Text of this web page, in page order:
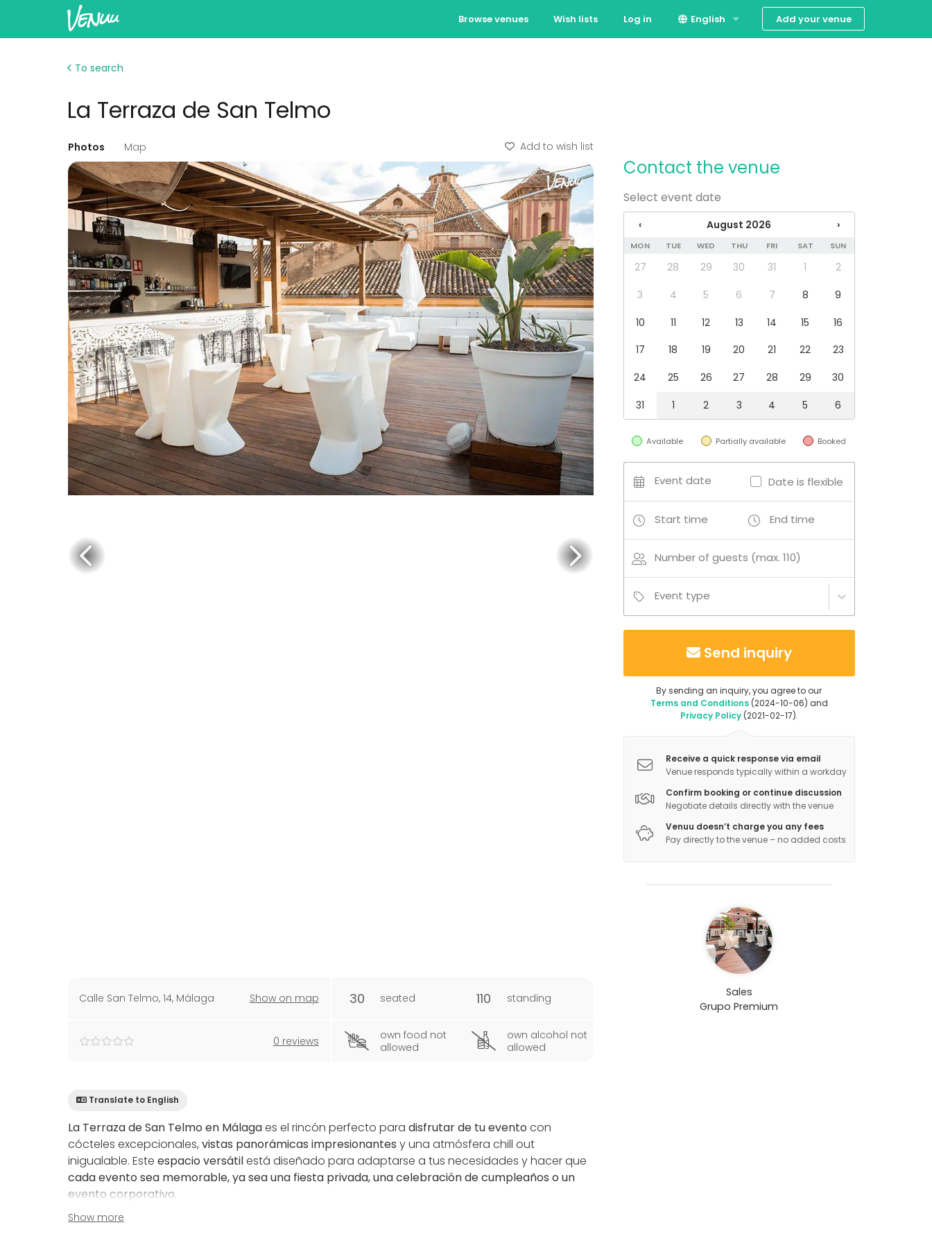
Browse venues Wish lists Log in English Add your venue
To search
La Terraza de San Telmo
Photos Map Add to wish list
Calle San Telmo, 14, Málaga Show on map
0 reviews
30 seated 110 standing
own food not
allowed
own alcohol not
allowed
Translate to English
La Terraza de San Telmo en Málagaes el rincón perfecto para disfrutar de tu evento con
cócteles excepcionales, vistas panorámicas impresionantes y una atmósfera chill out
inigualable. Este espacio versátilestá diseñado para adaptarse a tus necesidades y hacer que
cada evento sea memorable, ya sea una fiesta privada, una celebración de cumpleaños o un
evento corporativo.
Con una amplia oferta de cócteles y música ambiente,
Show more
Contact the venue
Select event date
‹ August 2026 ›
MON TUE WED THU FRI SAT SUN
27 28 29 30 31 1
2
3
4 5 6 7 8
9
10
11 12 13 14 15
16
17
18 19 20 21 22
23
24
25 26 27 28 29
30
31
1 2 3 4 5 6
Available Partially available Booked
Event date Date is flexible
Start time End time
Number of guests (max. 110)
Event type
Send inquiry
By sending an inquiry, you agree to our
Terms and Conditions(2024-10-06) and
Privacy Policy(2021-02-17).
Receive a quick response via email
Venue responds typically within a workday
Confirm booking or continue discussion
Negotiate details directly with the venue
Venuu doesn’t charge you any fees
Pay directly to the venue – no added costs
Sales
Grupo Premium